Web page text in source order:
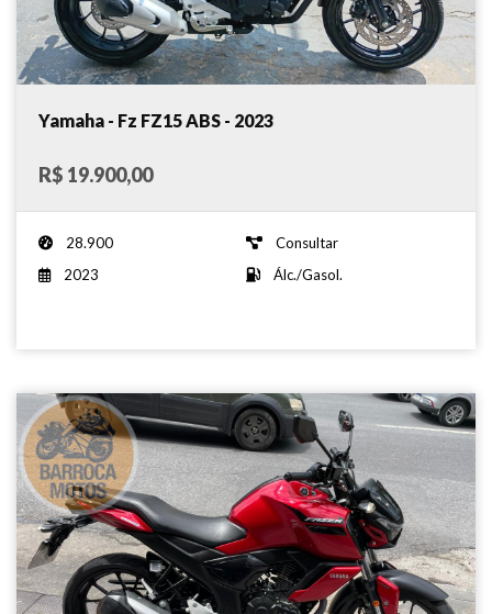
Yamaha - Fz FZ15 ABS - 2023
R$ 19.900,00
28.900
Consultar
2023
Álc./Gasol.